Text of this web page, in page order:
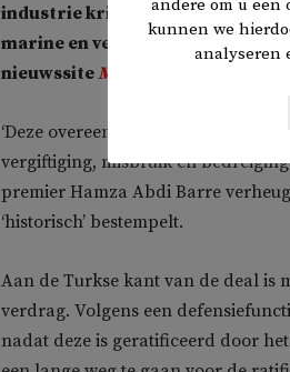
industrie krijgt toestemming om
marine en verdedigingswerken
nieuwssiteMiddle East Eye
‘Deze overeenkomst zal een einde
vergiftiging, misbruik en
premier Hamza Abdi Barre
‘historisch’ bestempelt.
Aan de Turkse kant van de deal is
verdrag. Volgens een
nadat deze is geratificeerd door
andere om u een
kunnen we
analyseren